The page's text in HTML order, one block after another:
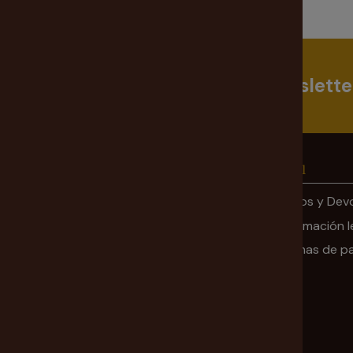
Suscríbete a nuestra
Legal
Envíos y
Información
Formas de